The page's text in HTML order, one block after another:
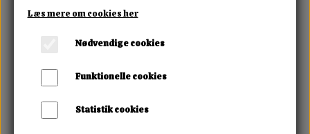
Læs mere om cookies her
Nødvendige cookies
Funktionelle cookies
Statistik cookies